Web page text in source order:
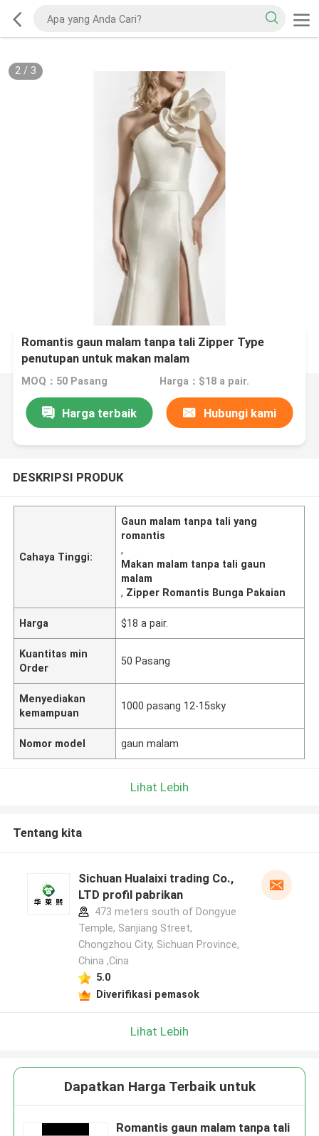
2/ 3
Romantis gaun malam tanpa tali Zipper Type
penutupan untuk makan malam
MOQ：50 Pasang Harga：$18 a pair.
Harga terbaik Hubungi kami
DESKRIPSI PRODUK
Cahaya Tinggi:
Gaun malam tanpa tali yang
romantis
,
Makan malam tanpa tali gaun
malam
, Zipper Romantis Bunga Pakaian
Harga $18 a pair.
Kuantitas min
Order
50 Pasang
Menyediakan
kemampuan
1000 pasang 12-15sky
Nomor model gaun malam
Lihat Lebih
Tentang kita
Sichuan Hualaixi trading Co.,
LTD profil pabrikan
473 meters south of Dongyue
Temple, Sanjiang Street,
Chongzhou City, Sichuan Province,
China ,Cina
5.0
Diverifikasi pemasok
Lihat Lebih
Dapatkan Harga Terbaik untuk
Romantis gaun malam tanpa tali